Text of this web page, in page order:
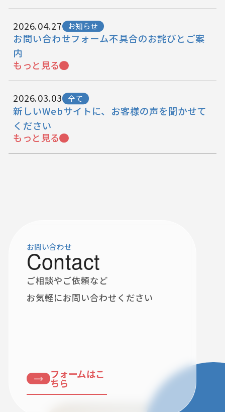
2026.04.27 お知らせ
お問い合わせフォーム不具合のお詫びとご案
内
もっと見る
2026.03.03 全て
新しいWebサイトに、お客様の声を聞かせて
ください
もっと見る
お問い合わせ
Contact
ご相談やご依頼など
お気軽にお問い合わせください
フォームはこ
ちら